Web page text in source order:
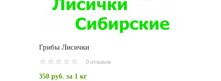
Грибы Лисички
0 отзывов
350 руб. за 1 кг